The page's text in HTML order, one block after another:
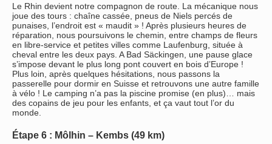
Le Rhin devient notre compagnon de route. La mécanique nous
joue des tours : chaîne cassée, pneus de Niels percés de
punaises, l’endroit est « maudit » ! Après plusieurs heures de
réparation, nous poursuivons le chemin, entre champs de fleurs
en libre-service et petites villes comme Laufenburg, située à
cheval entre les deux pays. A Bad Säckingen, une pause glace
s’impose devant le plus long pont couvert en bois d’Europe !
Plus loin, après quelques hésitations, nous passons la
passerelle pour dormir en Suisse et retrouvons une autre famille
à vélo ! Le camping n’a pas la piscine promise (en plus)… mais
des copains de jeu pour les enfants, et ça vaut tout l’or du
monde.
Étape 6 : Môlhin – Kembs (49 km)